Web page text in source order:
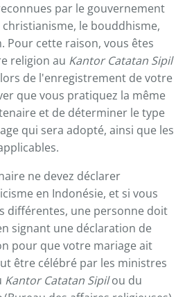
par le gouvernement
le bouddhisme,
Pour cette raison, vous êtes
religion au Kantor Catatan Sipil
de l'enregistrement de votre
que vous pratiquez la même
et de déterminer le type
qui sera adopté, ainsi que les
ne devez déclarer
en Indonésie, et si vous
différentes, une personne doit
signant une déclaration de
pour que votre mariage ait
être célébré par les ministres
Kantor Catatan Sipilou du